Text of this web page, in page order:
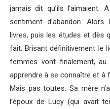
jamais dit qu’ils l’aimaient.
sentiment d’abandon.
livres, puis les études et dès
fait. Brisant définitivement le
femmes vont finalement,
apprendre à se connaître et à
Mais pas toutes. Sa mère
l’époux de Lucy (qui avait